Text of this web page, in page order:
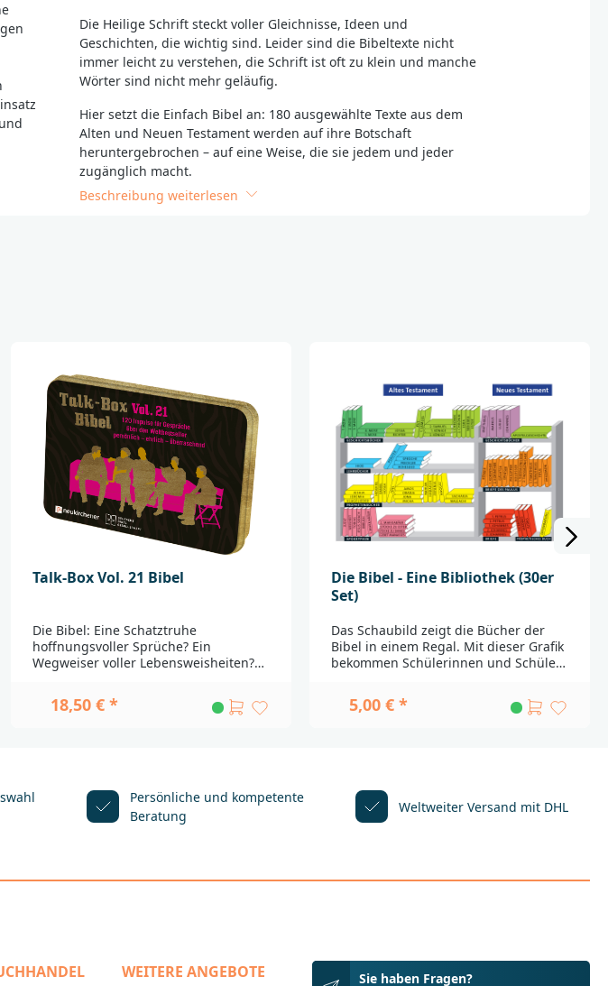
Die Heilige Schrift steckt voller Gleichnisse, Ideen und
Geschichten, die wichtig sind. Leider sind die Bibeltexte nicht
immer leicht zu verstehen, die Schrift ist oft zu klein und manche
Wörter sind nicht mehr geläufig.
Hier setzt die Einfach Bibel an: 180 ausgewählte Texte aus dem
Alten und Neuen Testament werden auf ihre Botschaft
heruntergebrochen – auf eine Weise, die sie jedem und jeder
zugänglich macht.
Inklusion trifft Bibel - für einen einfachen Zugang zum Glauben
einen möglichst einfachen Zugang zu biblischen Texten
bevorzugen: 180 Geschichten möglichst barrierefrei erzählt!
_____________________________________________________________
Bei Fragen zur Produktsicherheit wenden Sie sich bitte an:
Deutsche Bibelgesellschaft
Balinger Str. 31 A
70567 Stuttgart
produktsicherheit@dbg.de
Beschreibung weiterlesen
Talk-Box Vol. 21 Bibel
Die Bibel: Eine Schatztruhe
hoffnungsvoller Sprüche? Ein
Wegweiser voller Lebensweisheiten?
Geschichten und bemerkenswerter
Sätze, denen man gerne
irgendetwas vorauszusetzen. Aber
nicht nur die Bibel birgt
Überraschungen, auch das Gespräch
Religionsunterricht, für Bibelschule,
18,50 € *
Die Bibel - Eine Bibliothek (30er
Set)
Das Schaubild zeigt die Bücher der
Bibel in einem Regal. Mit dieser Grafik
bekommen Schülerinnen und Schüler
Reihenfolge der biblischen
Bücher!Klassensatz bestehend aus 30
BibelgesellschaftBalinger Str. 31
A70567
Stuttgartproduktsicherheit@dbg.de
5,00 € *
Persönliche und kompetente
Beratung
Weltweiter Versand mit DHL
WEITERE ANGEBOTE Sie haben Fragen?